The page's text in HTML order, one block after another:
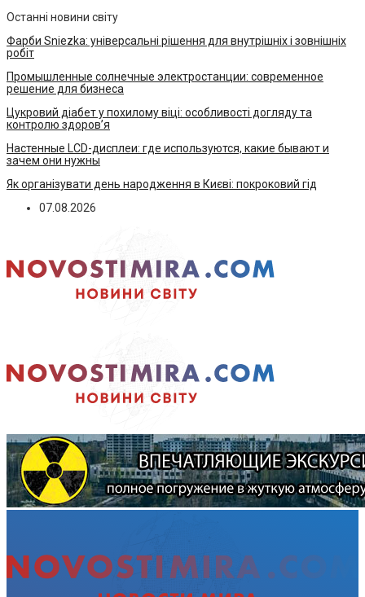
Останні новини світу
Фарби Sniezka: універсальні рішення для внутрішніх і зовнішніх
робіт
Промышленные солнечные электростанции: современное
решение для бизнеса
Цукровий діабет у похилому віці: особливості догляду та
контролю здоров’я
Настенные LCD-дисплеи: где используются, какие бывают и
зачем они нужны
Як організувати день народження в Києві: покроковий гід
07.08.2026